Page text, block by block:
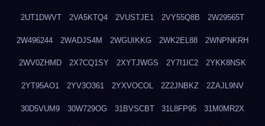
2UT1DWVT 2VA5KTQ4 2VUSTJE1 2VY55Q8B 2W29565T
2W496244 2WADJS4M 2WGUIKKG 2WK2EL88 2WNPNKRH
2WV0ZHMD 2X7CQ1SY 2XYTJWGS 2Y7I1IC2 2YKK8NSK
2YT95AO1 2YV3O361 2YXVOCOL 2Z2JNBKZ 2ZAJL9NV
30D5VUM9 30W729OG 31BVSCBT 31L8FP95 31M0MR2X